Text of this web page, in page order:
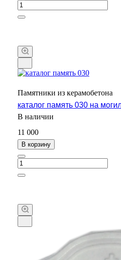
Памятники из керамобетона
каталог память 030 на
В наличии
11 000
В корзину